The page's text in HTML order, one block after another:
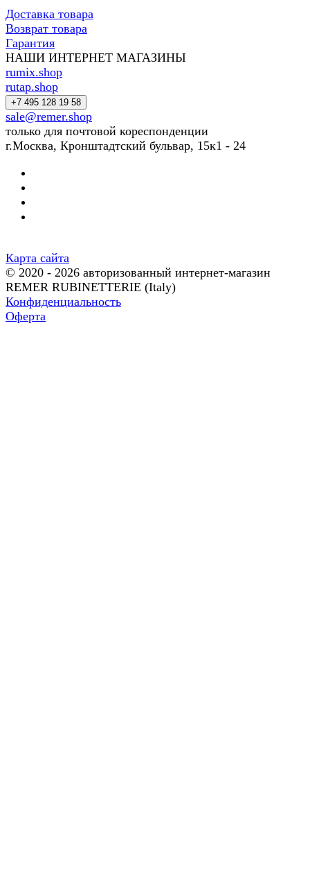
Доставка товара
Возврат товара
Гарантия
НАШИ ИНТЕРНЕТ МАГАЗИНЫ
rumix.shop
rutap.shop
+7 495 128 19 58
sale@remer.shop
только для почтовой кореспонденции
г.Москва, Кронштадтский бульвар, 15к1 - 24
Карта сайта
© 2020 - 2026 авторизованный интернет-магазин
REMER RUBINETTERIE (Italy)
Конфиденциальность
Оферта